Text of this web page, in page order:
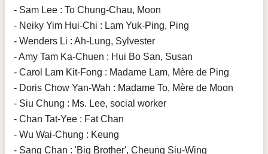
- Sam Lee : To Chung-Chau, Moon
- Neiky Yim Hui-Chi : Lam Yuk-Ping, Ping
- Wenders Li : Ah-Lung, Sylvester
- Amy Tam Ka-Chuen : Hui Bo San, Susan
- Carol Lam Kit-Fong : Madame Lam, Mère de Ping
- Doris Chow Yan-Wah : Madame To, Mère de Moon
- Siu Chung : Ms. Lee, social worker
- Chan Tat-Yee : Fat Chan
- Wu Wai-Chung : Keung
- Sang Chan : 'Big Brother', Cheung Siu-Wing